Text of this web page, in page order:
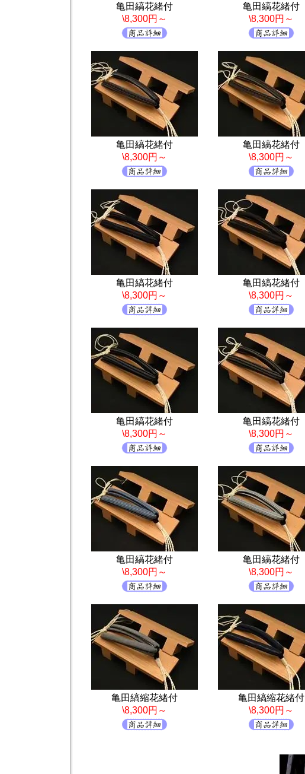
亀田縞花緒付
\8,300円～
亀田縞花緒付
\8,300円～
亀田縞花緒付
\8,300円～
亀田縞花緒付
\8,300円～
亀田縞花緒付
\8,300円～
亀田縞花緒付
\8,300円～
亀田縞花緒付
\8,300円～
亀田縞花緒付
\8,300円～
亀田縞花緒付
\8,300円～
亀田縞花緒付
\8,300円～
亀田縞縮花緒付
\8,300円～
亀田縞縮花緒付
\8,300円～